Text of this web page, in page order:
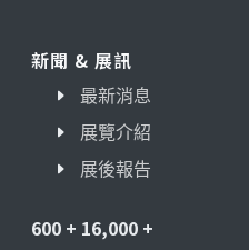
新聞 & 展訊
最新消息
展覽介紹
展後報告
600 + 16,000 +